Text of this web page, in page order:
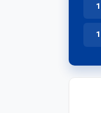
1
1